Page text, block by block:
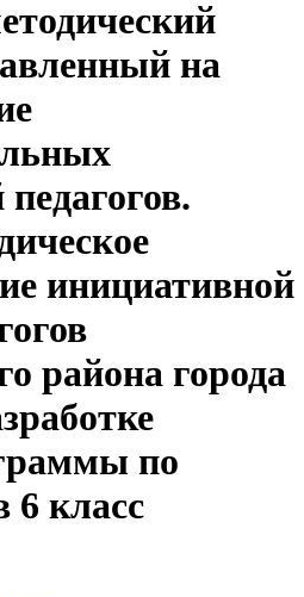
на
инициативной
района города
по
6 класс